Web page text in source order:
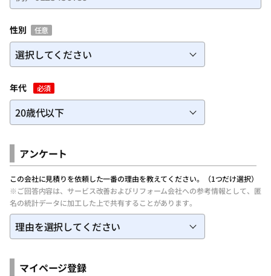
性別 任意
年代 必須
アンケート
この会社に見積りを依頼した一番の理由を教えてください。（1つだけ選択）
※ご回答内容は、サービス改善およびリフォーム会社への参考情報として、匿
名の統計データに加工した上で共有することがあります。
マイページ登録